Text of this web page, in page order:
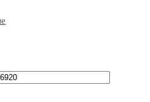
Максимальная